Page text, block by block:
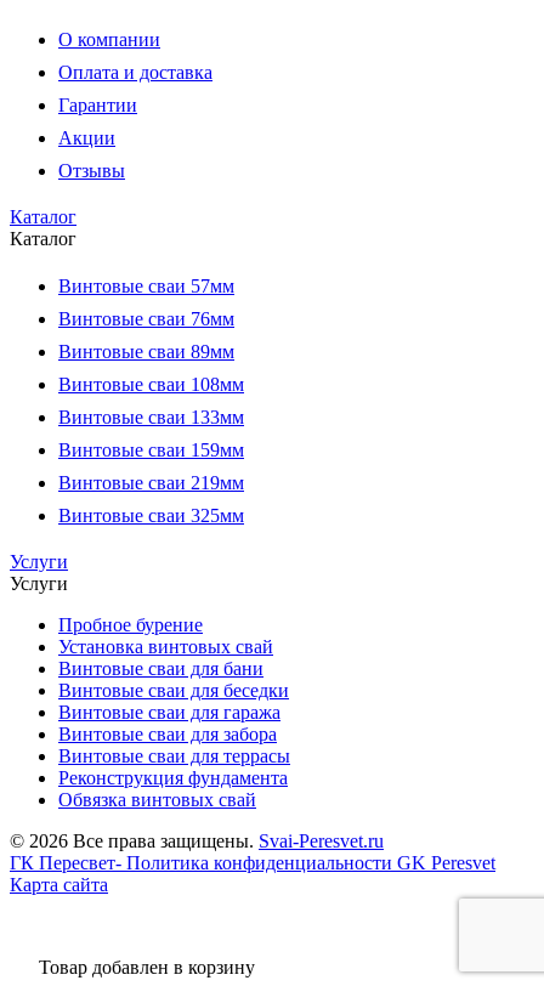
О компании
Оплата и доставка
Гарантии
Акции
Отзывы
Каталог
Каталог
Винтовые сваи 57мм
Винтовые сваи 76мм
Винтовые сваи 89мм
Винтовые сваи 108мм
Винтовые сваи 133мм
Винтовые сваи 159мм
Винтовые сваи 219мм
Винтовые сваи 325мм
Услуги
Услуги
Пробное бурение
Установка винтовых свай
Винтовые сваи для бани
Винтовые сваи для беседки
Винтовые сваи для гаража
Винтовые сваи для забора
Винтовые сваи для террасы
Реконструкция фундамента
Обвязка винтовых свай
© 2026 Все права защищены. Svai-Peresvet.ru
ГК Пересвет- Политика конфиденциальности GK Peresvet
Карта сайта
Товар добавлен в корзину